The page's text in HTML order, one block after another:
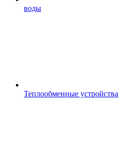
воды
Теплообменные устройства